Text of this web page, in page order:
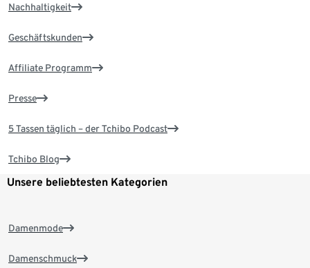
Nachhaltigkeit
Geschäftskunden
Affiliate Programm
Presse
5 Tassen täglich – der Tchibo Podcast
Tchibo Blog
Unsere beliebtesten Kategorien
Damenmode
Damenschmuck